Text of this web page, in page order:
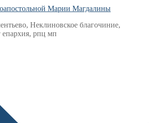
Марии Магдалины
Неклиновское благочиние,
епархия, рпц мп